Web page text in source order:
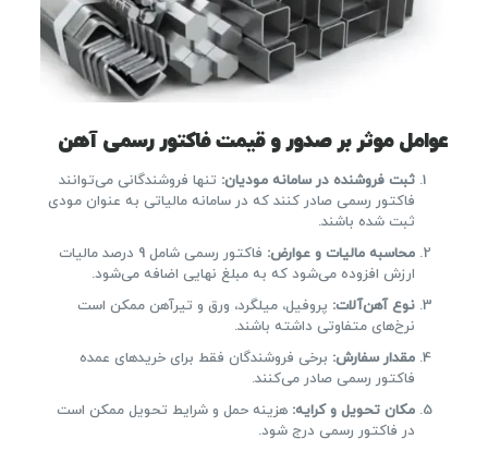
عوامل موثر بر صدور و قیمت فاکتور رسمی آهن
ثبت فروشنده در سامانه مودیان: تنها فروشندگانی می‌توانند
فاکتور رسمی صادر کنند که در سامانه مالیاتی به عنوان مودی
ثبت شده باشند.
محاسبه مالیات و عوارض:
فاکتور رسمی شامل 9 درصد مالیات
ارزش افزوده می‌شود که به مبلغ نهایی اضافه می‌شود.
نوع آهن‌آلات: پروفیل، میلگرد، ورق و تیرآهن ممکن است
نرخ‌های متفاوتی داشته باشند.
مقدار سفارش: برخی فروشندگان فقط برای خریدهای عمده
فاکتور رسمی صادر می‌کنند.
مکان تحویل و کرایه: هزینه حمل و شرایط تحویل ممکن است
در فاکتور رسمی درج شود.